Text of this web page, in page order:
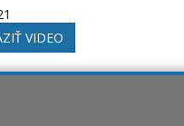
VIDEO